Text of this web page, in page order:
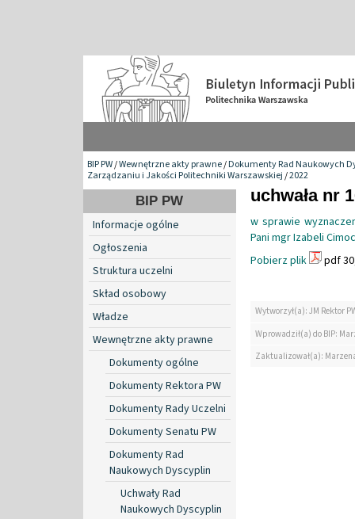
BIP PW/Wewnętrzne akty prawne/Dokumenty Rad Naukowych
Zarządzaniu i Jakości Politechniki Warszawskiej/2022
BIP PW
Informacje ogólne
Ogłoszenia
Struktura uczelni
Skład osobowy
Władze
Wewnętrzne akty prawne
Dokumenty ogólne
Dokumenty Rektora PW
Dokumenty Rady Uczelni
Dokumenty Senatu PW
Dokumenty Rad
Naukowych Dyscyplin
Uchwały Rad
Naukowych Dyscyplin
uchwała nr
w sprawie
Pani mgr Izabeli
Pobierz plik
pdf
Wytworzył(a): JM Rektor
Wprowadził(a) do BIP:
Zaktualizował(a):